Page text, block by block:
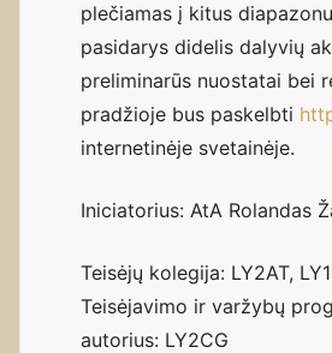
plečiamas į kitus
pasidarys didelis dalyvių
preliminarūs nuostatai bei
pradžioje bus paskelbti
internetinėje svetainėje.
Iniciatorius: AtA Rolandas
Teisėjų kolegija: LY2AT,
Teisėjavimo ir varžybų
autorius: LY2CG